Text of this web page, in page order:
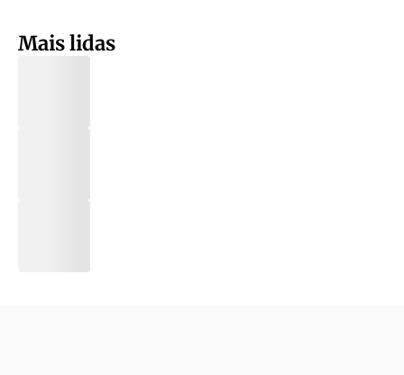
Mais lidas